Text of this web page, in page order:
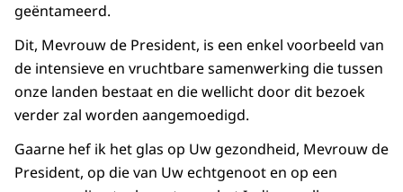
geëntameerd.
Dit, Mevrouw de President, is een enkel voorbeeld van
de intensieve en vruchtbare samenwerking die tussen
onze landen bestaat en die wellicht door dit bezoek
verder zal worden aangemoedigd.
Gaarne hef ik het glas op Uw gezondheid, Mevrouw de
President, op die van Uw echtgenoot en op een